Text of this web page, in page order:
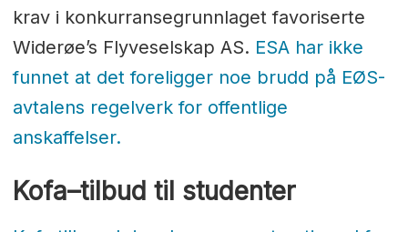
krav i konkurransegrunnlaget favoriserte
Widerøe’s Flyveselskap AS. ESA har ikke
funnet at det foreligger noe brudd på EØS-
avtalens regelverk for offentlige
anskaffelser.
Kofa–tilbud til studenter